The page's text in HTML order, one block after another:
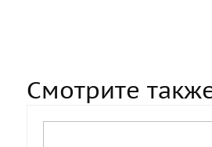
Смотрите